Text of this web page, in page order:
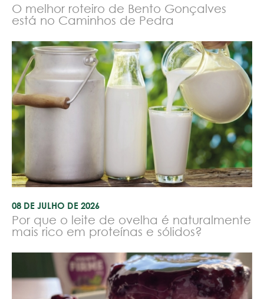
O melhor roteiro de Bento Gonçalves
está no Caminhos de Pedra
08 DE JULHO DE 2026
Por que o leite de ovelha é naturalmente
mais rico em proteínas e sólidos?